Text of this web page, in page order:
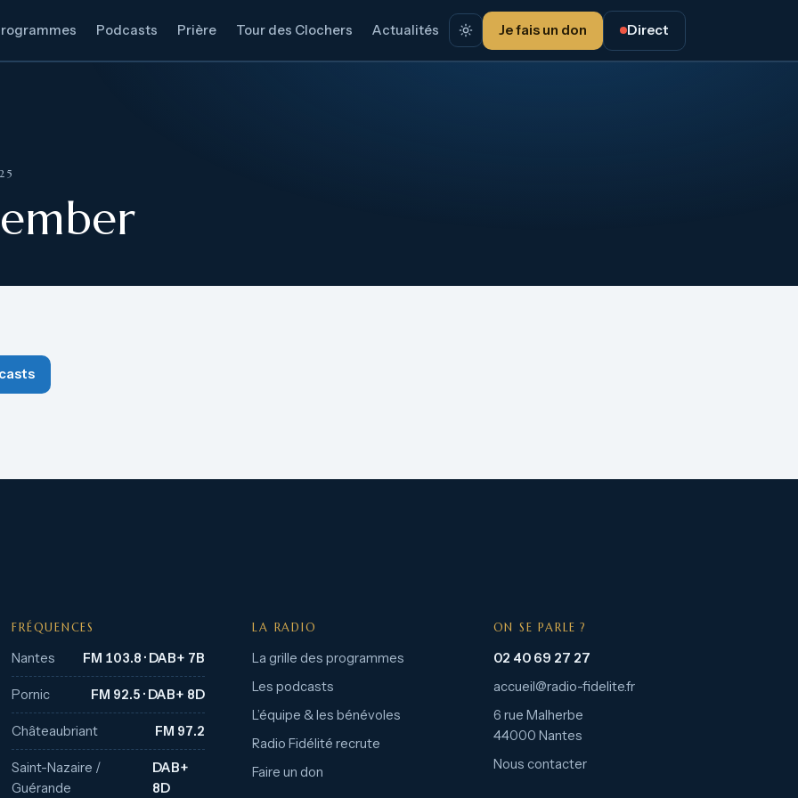
Podcasts Prière Tour des Clochers Actualités Je fais un don Direct
FRÉQUENCES
Nantes FM 103.8 · DAB+ 7B
Pornic FM 92.5 · DAB+ 8D
Châteaubriant FM 97.2
Saint-Nazaire /
Guérande
DAB+
8D
LA RADIO
La grille des programmes
Les podcasts
L’équipe & les bénévoles
Radio Fidélité recrute
Faire un don
ON SE PARLE ?
02 40 69 27 27
accueil@radio-fidelite.fr
6 rue Malherbe
44000 Nantes
Nous contacter